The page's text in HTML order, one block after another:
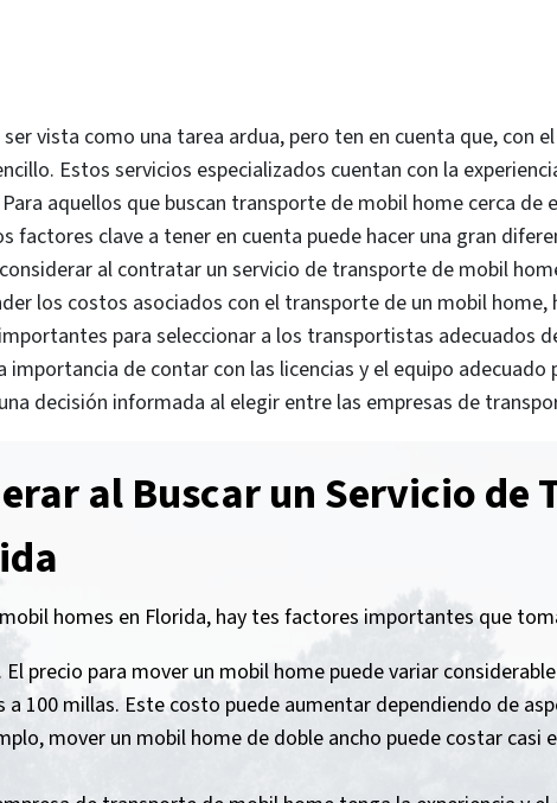
vista como una tarea ardua, pero ten en cuenta que, con
Estos servicios especializados cuentan con la
aquellos que buscan transporte de mobil home cerca de
factores clave a tener en cuenta puede hacer una gran
al contratar un servicio de transporte de mobil
los costos asociados con el transporte de un mobil home,
para seleccionar a los transportistas adecuados
de contar con las licencias y el equipo
decisión informada al elegir entre las empresas de
al Buscar un Servicio de
homes en Florida, hay tes factores importantes que
precio para mover un mobil home puede variar
a 100 millas. Este costo puede aumentar dependiendo de
mover un mobil home de doble ancho puede costar casi